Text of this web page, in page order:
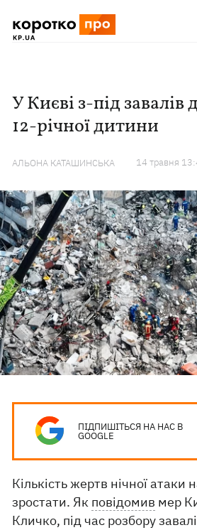
У Києві з-під завалів
12-річної дитини
АЛЬОНА КАТАШИНСЬКА 14 травня
ПІДПИШІТЬСЯ НА НАС В
GOOGLE
Кількість жертв нічної атаки
зростати. Як повідомив мер
Кличко, під час розбору